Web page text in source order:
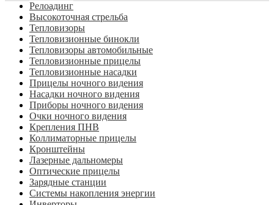
Релоадинг
Высокоточная стрельба
Тепловизоры
Тепловизионные бинокли
Тепловизоры автомобильные
Тепловизионные прицелы
Тепловизионные насадки
Прицелы ночного видения
Насадки ночного видения
Приборы ночного видения
Очки ночного видения
Крепления ПНВ
Коллиматорные прицелы
Кронштейны
Лазерные дальномеры
Оптические прицелы
Зарядные станции
Системы накопления энергии